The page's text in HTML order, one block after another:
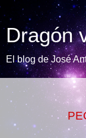
Dragón
El blog de José